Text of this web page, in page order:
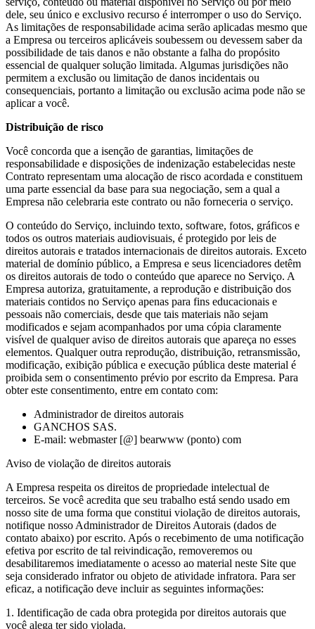
dele, seu único e exclusivo recurso é interromper o uso do Serviço.
As limitações de responsabilidade acima serão aplicadas mesmo que
a Empresa ou terceiros aplicáveis soubessem ou devessem saber da
possibilidade de tais danos e não obstante a falha do propósito
essencial de qualquer solução limitada. Algumas jurisdições não
permitem a exclusão ou limitação de danos incidentais ou
consequenciais, portanto a limitação ou exclusão acima pode não se
aplicar a você.
Distribuição de risco
Você concorda que a isenção de garantias, limitações de
responsabilidade e disposições de indenização estabelecidas neste
Contrato representam uma alocação de risco acordada e constituem
uma parte essencial da base para sua negociação, sem a qual a
Empresa não celebraria este contrato ou não forneceria o serviço.
O conteúdo do Serviço, incluindo texto, software, fotos, gráficos e
todos os outros materiais audiovisuais, é protegido por leis de
direitos autorais e tratados internacionais de direitos autorais. Exceto
material de domínio público, a Empresa e seus licenciadores detêm
os direitos autorais de todo o conteúdo que aparece no Serviço. A
Empresa autoriza, gratuitamente, a reprodução e distribuição dos
materiais contidos no Serviço apenas para fins educacionais e
pessoais não comerciais, desde que tais materiais não sejam
modificados e sejam acompanhados por uma cópia claramente
visível de qualquer aviso de direitos autorais que apareça no esses
elementos. Qualquer outra reprodução, distribuição, retransmissão,
modificação, exibição pública e execução pública deste material é
proibida sem o consentimento prévio por escrito da Empresa. Para
obter este consentimento, entre em contato com:
Administrador de direitos autorais
GANCHOS SAS.
E-mail: webmaster [@] bearwww (ponto) com
Aviso de violação de direitos autorais
A Empresa respeita os direitos de propriedade intelectual de
terceiros. Se você acredita que seu trabalho está sendo usado em
nosso site de uma forma que constitui violação de direitos autorais,
notifique nosso Administrador de Direitos Autorais (dados de
contato abaixo) por escrito. Após o recebimento de uma notificação
efetiva por escrito de tal reivindicação, removeremos ou
desabilitaremos imediatamente o acesso ao material neste Site que
seja considerado infrator ou objeto de atividade infratora. Para ser
eficaz, a notificação deve incluir as seguintes informações:
1. Identificação de cada obra protegida por direitos autorais que
você alega ter sido violada.